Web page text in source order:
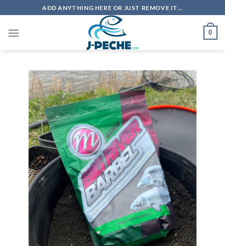
to
content
ADD ANYTHING HERE OR JUST REMOVE IT...
0